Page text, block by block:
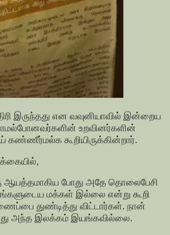
இருந்தது என வவுனியாவில் இன்றைய
உறவினர்களின்
கண்ணீர்மல்க கூறியிருக்கின்றார்.
ஆயத்தமாகிய போது அதே தொலைபேசி
மக்கள் இல்லை என்று கூறி
துண்டித்து விட்டார்கள். நான்
அந்த இலக்கம் இயங்கவில்லை.